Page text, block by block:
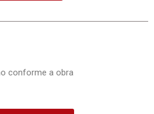
conforme a obra